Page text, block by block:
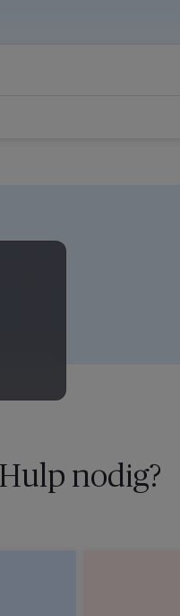
Hulp nodig?